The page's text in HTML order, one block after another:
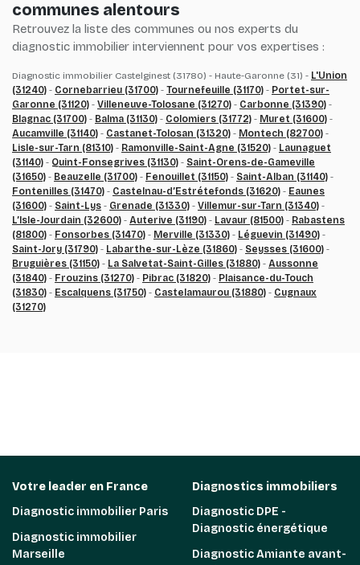
communes alentours
Retrouvez la liste des communes ou nos experts du
diagnostic immobilier interviennent pour vos expertises :
Diagnostic immobilier Castelginest (31780) - Haute-Garonne (31) - L'Union
(31240) - Cornebarrieu (31700) - Tournefeuille (31170) - Portet-sur-
Garonne (31120) - Villeneuve-Tolosane (31270) - Carbonne (31390) -
Blagnac (31700) - Balma (31130) - Colomiers (31772) - Muret (31600) -
Aucamville (31140) - Castanet-Tolosan (31320) - Montech (82700) -
Lisle-sur-Tarn (81310) - Ramonville-Saint-Agne (31520) - Launaguet
(31140) - Quint-Fonsegrives (31130) - Saint-Orens-de-Gameville
(31650) - Beauzelle (31700) - Fenouillet (31150) - Saint-Alban (31140) -
Fontenilles (31470) - Castelnau-d’Estrétefonds (31620) - Eaunes
(31600) - Saint-Lys - Grenade (31330) - Villemur-sur-Tarn (31340) -
L’Isle-Jourdain (32600) - Auterive (31190) - Lavaur (81500) - Rabastens
(81800) - Fonsorbes (31470) - Merville (31330) - Léguevin (31490) -
Saint-Jory (31790) - Labarthe-sur-Lèze (31860) - Seysses (31600) -
Bruguières (31150) - La Salvetat-Saint-Gilles (31880) - Aussonne
(31840) - Frouzins (31270) - Pibrac (31820) - Plaisance-du-Touch
(31830) - Escalquens (31750) - Castelamaurou (31880) - Cugnaux
(31270)
Votre leader en France
Diagnostic immobilier Paris
Diagnostic immobilier
Marseille
Diagnostics immobiliers
Diagnostic DPE -
Diagnostic énergétique
Diagnostic Amiante avant-